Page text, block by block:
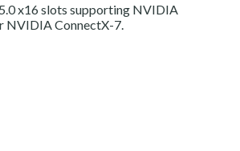
x16 slots supporting NVIDIA
NVIDIA ConnectX-7.